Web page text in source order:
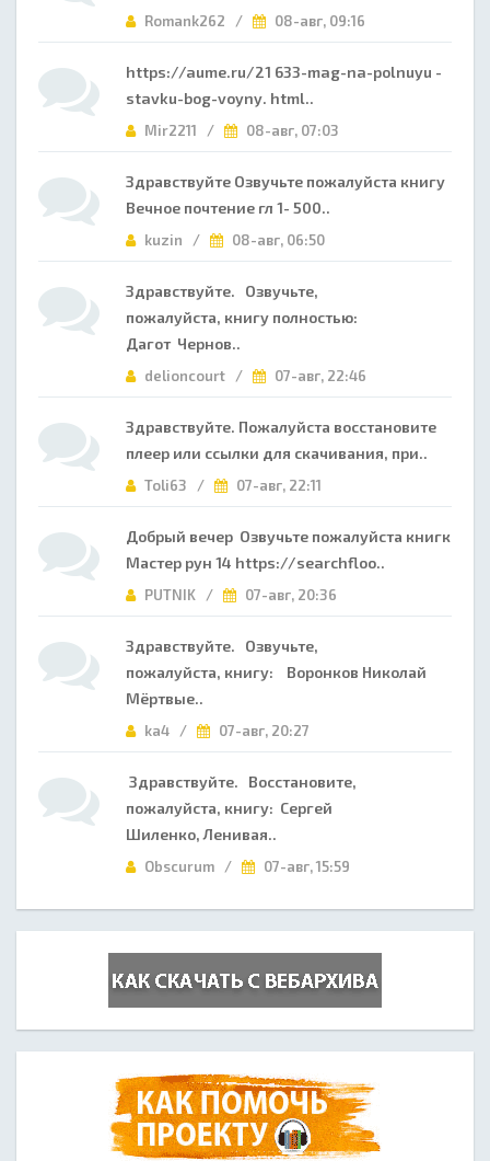
Romank262 / 08-авг, 09:16
https://aume.ru/21 633-mag-na-polnuyu -
stavku-bog-voyny. html..
Mir2211 / 08-авг, 07:03
Здравствуйте Озвучьте пожалуйста книгу
Вечное почтение гл 1- 500..
kuzin / 08-авг, 06:50
Здравствуйте. Озвучьте,
пожалуйста, книгу полностью:
Дагот Чернов..
delioncourt / 07-авг, 22:46
Здравствуйте. Пожалуйста восстановите
плеер или ссылки для скачивания, при..
Toli63 / 07-авг, 22:11
Добрый вечер Озвучьте пожалуйста книгк
Мастер рун 14 https://searchfloo..
PUTNIK / 07-авг, 20:36
Здравствуйте. Озвучьте,
пожалуйста, книгу: Воронков Николай
Мёртвые..
ka4 / 07-авг, 20:27
Здравствуйте. Восстановите,
пожалуйста, книгу: Сергей
Шиленко, Ленивая..
Obscurum / 07-авг, 15:59